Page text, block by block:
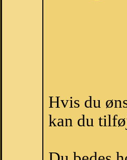
Hvis du
kan du